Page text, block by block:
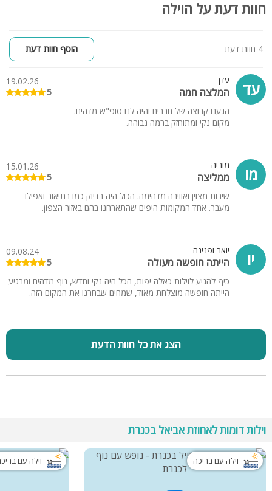
חוות דעת על הוילה
4 חוות דעת הוסף חוות דעת
עד עדן
המלצה חמה
19.02.26
5
הגענו קבוצה של חברים והיה לנו סופ"ש מדהים.
מקום נקי ומתוחזק ברמה גבוהה.
מו מוריה
ממליצה
15.01.26
5
שירות מצוין ואווירה מדהימה. הכול היה בדיוק כמו בתיאור ואפילו
מעבר. אחד המקומות היפים שהתארחנו בהם באזור הצפון.
יו יואב ופנינה
הייתה חופשה מעולה
09.08.24
5
כיף להגיע לוילות כאלה יפות, הכל היה נקי וחדש, נוף מדהים ומרגיע
הייתה חופשה מוצלחת מאוד, שמחים שבחרנו את המקום הזה.
הצג את כל חוות הדעת
וילות דומות לאחוזת אביאל בכנרת
וילה עם בריכה וילה עם